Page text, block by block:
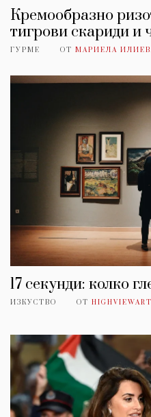
Кремообразно
тигрови скариди и
ГУРМЕ ОТ МАРИЕЛА
17 секунди: колко
ИЗКУСТВО ОТ HIGHVIEWART